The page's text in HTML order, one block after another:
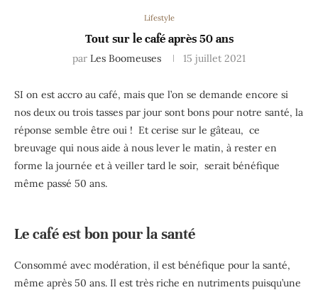
Lifestyle
Tout sur le café après 50 ans
par Les Boomeuses 15 juillet 2021
SI on est accro au café, mais que l’on se demande encore si
nos deux ou trois tasses par jour sont bons pour notre santé, la
réponse semble être oui ! Et cerise sur le gâteau, ce
breuvage qui nous aide à nous lever le matin, à rester en
forme la journée et à veiller tard le soir, serait bénéfique
même passé 50 ans.
Le café est bon pour la santé
Consommé avec modération, il est bénéfique pour la santé,
même après 50 ans. Il est très riche en nutriments puisqu’une